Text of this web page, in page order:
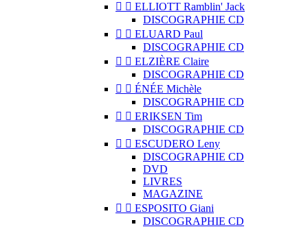
  ELLIOTT Ramblin' Jack
DISCOGRAPHIE CD
  ELUARD Paul
DISCOGRAPHIE CD
  ELZIÈRE Claire
DISCOGRAPHIE CD
  ÉNÉE Michèle
DISCOGRAPHIE CD
  ERIKSEN Tim
DISCOGRAPHIE CD
  ESCUDERO Leny
DISCOGRAPHIE CD
DVD
LIVRES
MAGAZINE
  ESPOSITO Giani
DISCOGRAPHIE CD